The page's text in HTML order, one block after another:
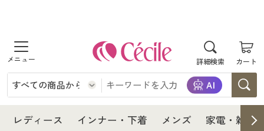
詳細検索 カート
商品を探す
レディース
インナー・下着
レディース インナー・下着 メンズ 家電・雑貨
レディース
レディース通販すべて
レディースファッション
インナー・下着
インナー・下着通販すべて
メンズ